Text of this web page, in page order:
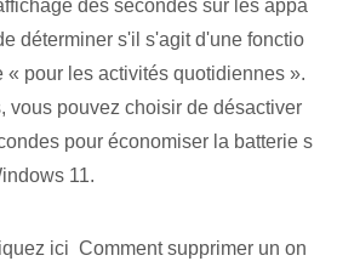
des secondes sur les appa
déterminer s'il s'agit d'une fonctio
« pour les activités quotidiennes ».
vous pouvez choisir de désactiver
pour économiser la batterie s
11.
ici Comment supprimer un on